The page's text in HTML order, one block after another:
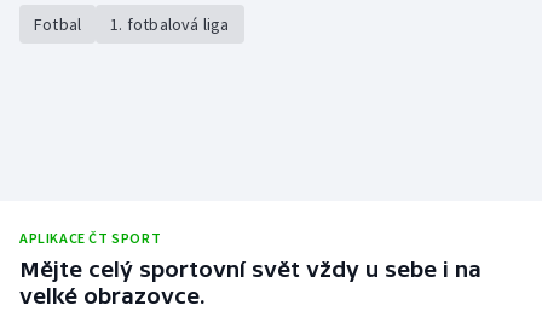
Fotbal 1. fotbalová liga
APLIKACE ČT SPORT
Mějte celý sportovní svět vždy u sebe i na
velké obrazovce.